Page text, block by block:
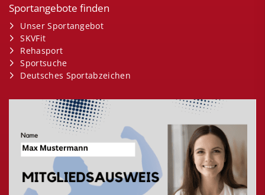
Sportangebote finden
Unser Sportangebot
SKVFit
Rehasport
Sportsuche
Deutsches Sportabzeichen